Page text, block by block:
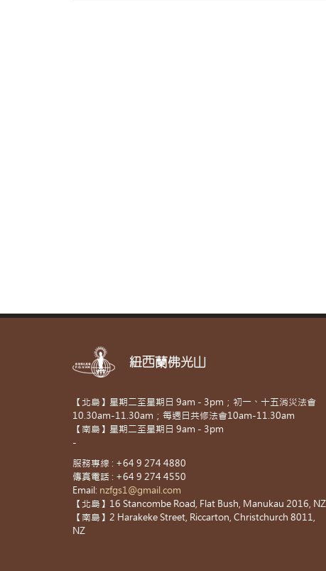
紐西蘭佛光山
【北島】星期二至星期日 9am - 3pm；初一、十五消災法會
10.30am-11.30am；每週日共修法會10am-11.30am
【南島】星期二至星期日 9am - 3pm
-
服務專線 : +64 9 274 4880
傳真電話 : +64 9 274 4550
Email: nzfgs1@gmail.com
【北島】16 Stancombe Road, Flat Bush, Manukau 2016, NZ
【南島】2 Harakeke Street, Riccarton, Christchurch 8011,
NZ